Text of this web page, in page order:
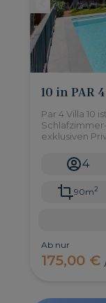
10 in PAR 4
Par 4 Villa 10
exklusiven
4
90m2
Ab nur
175,00 €